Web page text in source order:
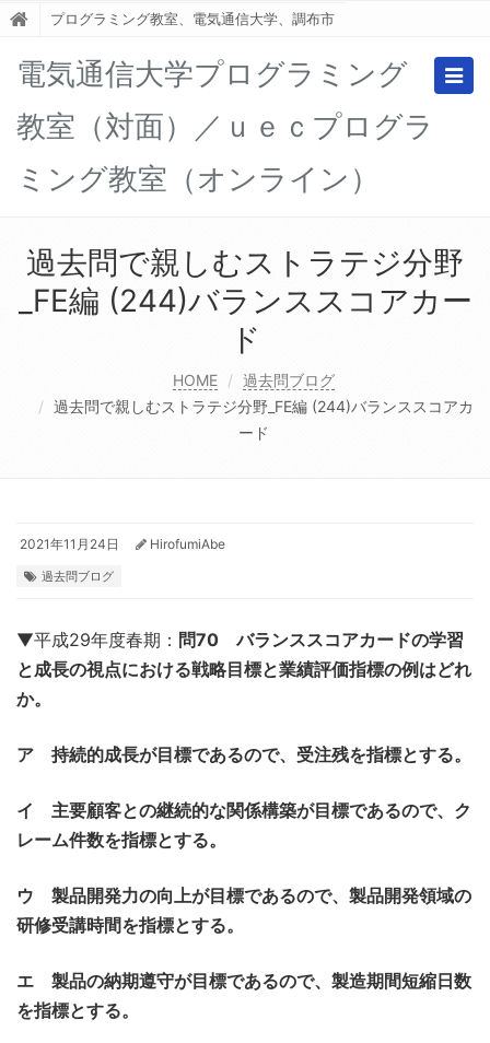
プログラミング教室、電気通信大学、調布市
電気通信大学プログラミング
教室（対面）／ｕｅｃプログラ
ミング教室（オンライン）
過去問で親しむストラテジ分野
_FE編 (244)バランススコアカー
ド
HOME
過去問ブログ
過去問で親しむストラテジ分野_FE編 (244)バランススコアカ
ード
2021年11月24日 HirofumiAbe
過去問ブログ
▼平成29年度春期： 問70 バランススコアカードの学習
と成長の視点における戦略目標と業績評価指標の例はどれ
か。
ア 持続的成長が目標であるので、受注残を指標とする。
イ 主要顧客との継続的な関係構築が目標であるので、ク
レーム件数を指標とする。
ウ 製品開発力の向上が目標であるので、製品開発領域の
研修受講時間を指標とする。
エ 製品の納期遵守が目標であるので、製造期間短縮日数
を指標とする。